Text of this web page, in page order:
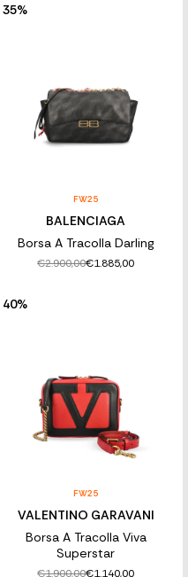
FW25
BALENCIAGA
Borsa A Tracolla Darling
€2.900,00€1.885,00
FW25
VALENTINO GARAVANI
Borsa A Tracolla Viva
Superstar
€1.900,00€1.140,00